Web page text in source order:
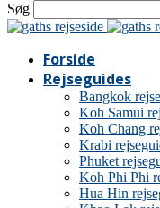
Søg
Forside
Rejseguides
Bangkok
Koh Samui
Koh Chang
Krabi
Phuket
Koh Phi Phi
Hua Hin